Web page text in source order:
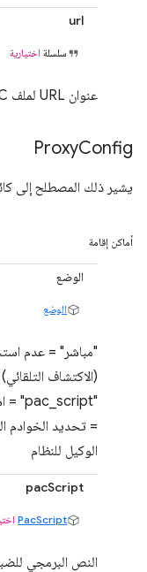
url
سلسلة اختيارية
عنوان URL لملف PAC المراد استخدامه.
ProxyConfig
يشير ذلك المصطلح إلى
أماكن إقامة
الوضع
الوضع
(الاكتشاف
= تحديد الخوادم
الوكيل للنظام
pacScript
PacScript